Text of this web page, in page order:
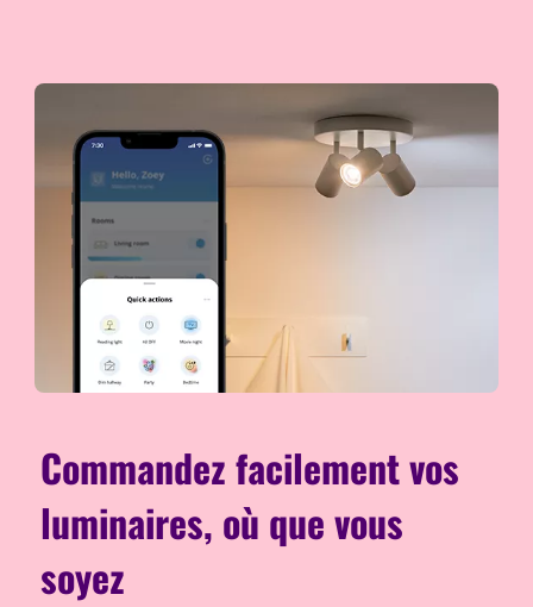
Commandez facilement vos
luminaires, où que vous
soyez